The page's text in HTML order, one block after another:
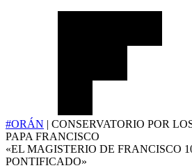
#ORÁN | CONSERVATORIO POR
PAPA FRANCISCO
«EL MAGISTERIO DE FRANCISCO
PONTIFICADO»